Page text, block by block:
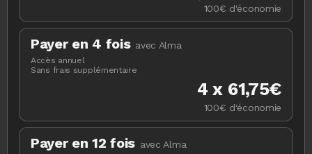
100€ d'économie
Payer en 4 fois avec Alma
Accès annuel
Sans frais supplémentaire
4 x 61,75€
100€ d'économie
Payer en 12 fois avec Alma